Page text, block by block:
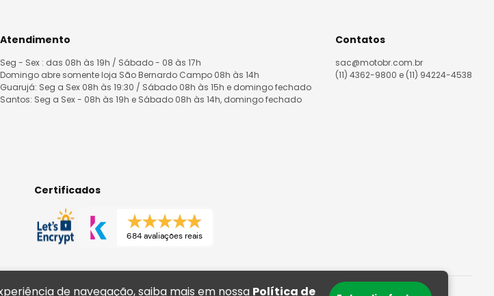
de navegação, saiba mais em nossa Política de
Atendimento
Seg - Sex : das 08h às 19h / Sábado - 08 às 17h
Domingo abre somente loja São Bernardo Campo 08h às 14h
Guarujá: Seg a Sex 08h às 19:30 / Sábado 08h às 15h e domingo fechado
Santos: Seg a Sex - 08h às 19h e Sábado 08h às 14h, domingo fechado
Contatos
sac@motobr.com.br
(11) 4362-9800 e (11) 94224-4538
Certificados
684 avaliações reais